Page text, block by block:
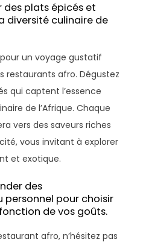
des plats épicés et
diversité culinaire de
un voyage gustatif
restaurants afro. Dégustez
qui captent l’essence
de l’Afrique. Chaque
vers des saveurs riches
vous invitant à explorer
et exotique.
des
pour choisir
de vos goûts.
afro, n’hésitez pas